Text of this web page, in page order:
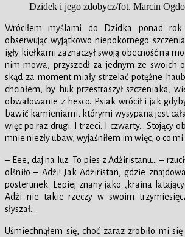
Dzidek i jego zdobycz/fot. Marcin
Wróciłem myślami do Dzidka ponad
obserwując wyjątkowo niepokornego
igły kiełkami zaznaczył swoją obecność na
nim mowa, przyszedł za jednym ze swoich
skąd za moment miały strzelać potężne
chciałem, by huk przestraszył szczeniaka,
obwałowanie z hesco. Psiak wrócił i jak
bawić kamieniami, którymi wysypana jest
więc po raz drugi. I trzeci. I czwarty… Stojący
mnie niezły ubaw, wyjaśniłem im więc, o co mi
– Eee, daj na luz. To pies z Adżiristanu… –
olśniło – Adżi! Jak Adżiristan, gdzie
posterunek. Lepiej znany jako „kraina
Adżi nie takie rzeczy w swoim
słyszał…
Uśmiechnąłem się, choć zaraz zrobiło mi